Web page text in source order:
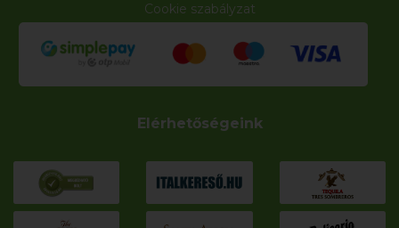
Cookie szabályzat
Elérhetőségeink